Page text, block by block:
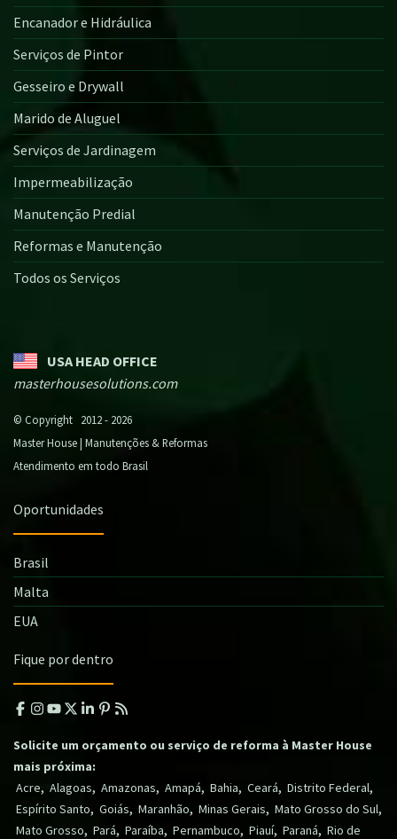
Encanador e Hidráulica
Serviços de Pintor
Gesseiro e Drywall
Marido de Aluguel
Serviços de Jardinagem
Impermeabilização
Manutenção Predial
Reformas e Manutenção
Todos os Serviços
USA HEAD OFFICE
masterhousesolutions.com
© Copyright 2012 - 2026
Master House | Manutenções & Reformas
Atendimento em todo Brasil
Oportunidades
Brasil
Malta
EUA
Fique por dentro
Solicite um orçamento ou serviço de reforma à Master House
mais próxima:
Acre, Alagoas, Amazonas, Amapá, Bahia, Ceará, Distrito Federal,
Espírito Santo, Goiás, Maranhão, Minas Gerais, Mato Grosso do Sul,
Mato Grosso, Pará, Paraíba, Pernambuco, Piauí, Paraná, Rio de